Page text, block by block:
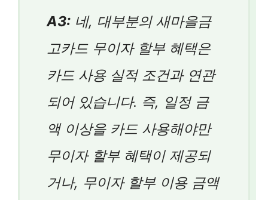
A3: 네, 대부분의 새마을금
고카드 무이자 할부 혜택은
카드 사용 실적 조건과 연관
되어 있습니다. 즉, 일정 금
액 이상을 카드 사용해야만
무이자 할부 혜택이 제공되
거나, 무이자 할부 이용 금액